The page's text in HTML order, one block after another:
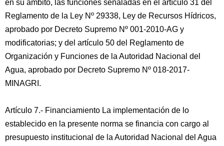
en su ámbito, las funciones señaladas en el artículo 31 del
Reglamento de la Ley Nº 29338, Ley de Recursos Hídricos,
aprobado por Decreto Supremo Nº 001-2010-AG y
modificatorias; y del artículo 50 del Reglamento de
Organización y Funciones de la Autoridad Nacional del
Agua, aprobado por Decreto Supremo Nº 018-2017-
MINAGRI.
Artículo 7.- Financiamiento La implementación de lo
establecido en la presente norma se financia con cargo al
presupuesto institucional de la Autoridad Nacional del Agua